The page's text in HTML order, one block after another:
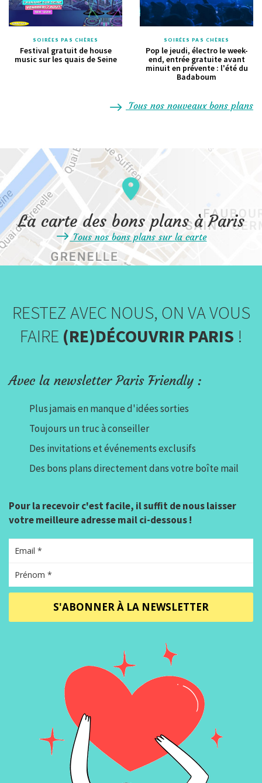
SOIRÉES PAS CHÈRES
Festival gratuit de house
music sur les quais de Seine
SOIRÉES PAS CHÈRES
Pop le jeudi, électro le week-
end, entrée gratuite avant
minuit en prévente : l'été du
Badaboum
Tous nos nouveaux bons plans
La carte des bons plans à Paris
Tous nos bons plans sur la carte
RESTEZ AVEC NOUS, ON VA VOUS
FAIRE (RE)DÉCOUVRIR PARIS !
Avec la newsletter Paris Friendly :
Plus jamais en manque d'idées sorties
Toujours un truc à conseiller
Des invitations et événements exclusifs
Des bons plans directement dans votre boîte mail
Pour la recevoir c'est facile, il suffit de nous laisser
votre meilleure adresse mail ci-dessous !
S'ABONNER À LA NEWSLETTER